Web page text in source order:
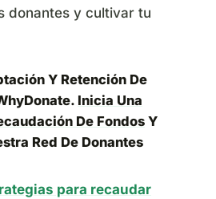
donantes y cultivar tu
Y Retención De
Inicia Una
De Fondos Y
Red De Donantes
para recaudar